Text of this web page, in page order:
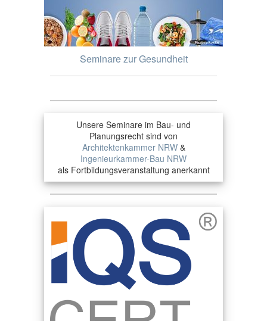
Seminare zur Gesundheit
Unsere Seminare im Bau- und
Planungsrecht sind von
Architektenkammer NRW&
Ingenieurkammer-Bau NRW
als Fortbildungsveranstaltung anerkannt